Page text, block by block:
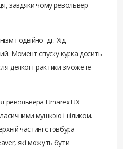
завдяки чому револьвер
подвійної дії. Хід
Момент спуску курка досить
деякої практики зможете
револьвера Umarex UX
мушкою і ціликом.
частині стовбура
які можуть бути